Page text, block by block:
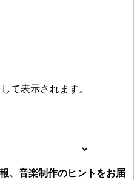
て表示されます。
、音楽制作のヒントをお届